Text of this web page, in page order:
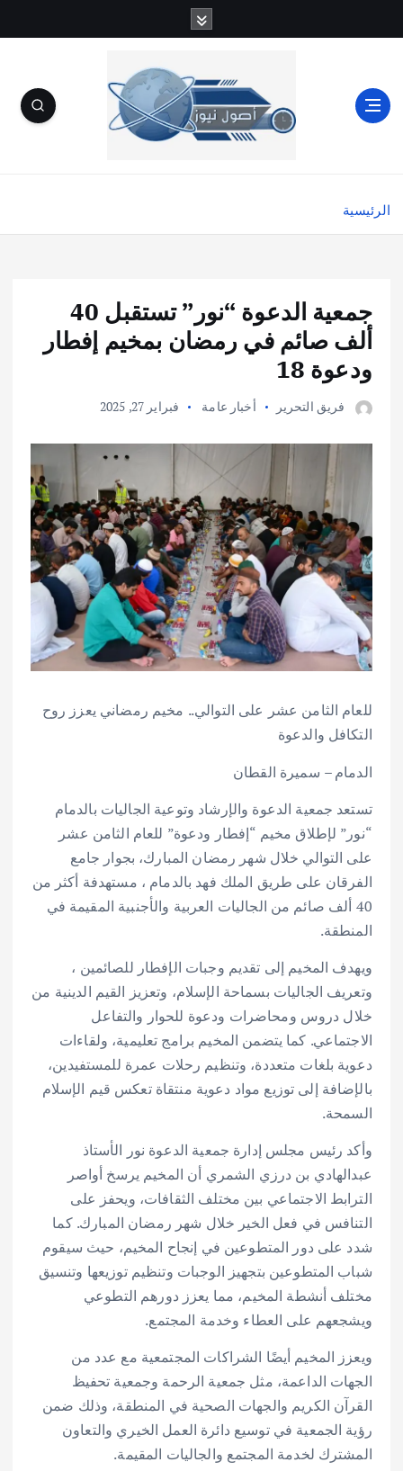
ل
الرئيسية
جمعية الدعوة “نور” تستقبل 40
ألف صائم في رمضان بمخيم إفطار
ودعوة 18
فريق التحرير أخبار عامة فبراير 27, 2025
للعام الثامن عشر على التوالي.. مخيم رمضاني يعزز روح
التكافل والدعوة
الدمام – سميرة القطان
تستعد جمعية الدعوة والإرشاد وتوعية الجاليات بالدمام
“نور” لإطلاق مخيم “إفطار ودعوة” للعام الثامن عشر
على التوالي خلال شهر رمضان المبارك، بجوار جامع
الفرقان على طريق الملك فهد بالدمام ، مستهدفة أكثر من
40 ألف صائم من الجاليات العربية والأجنبية المقيمة في
المنطقة.
ويهدف المخيم إلى تقديم وجبات الإفطار للصائمين ،
وتعريف الجاليات بسماحة الإسلام، وتعزيز القيم الدينية من
خلال دروس ومحاضرات ودعوة للحوار والتفاعل
الاجتماعي. كما يتضمن المخيم برامج تعليمية، ولقاءات
دعوية بلغات متعددة، وتنظيم رحلات عمرة للمستفيدين،
بالإضافة إلى توزيع مواد دعوية منتقاة تعكس قيم الإسلام
السمحة.
وأكد رئيس مجلس إدارة جمعية الدعوة نور الأستاذ
عبدالهادي بن درزي الشمري أن المخيم يرسخ أواصر
الترابط الاجتماعي بين مختلف الثقافات، ويحفز على
التنافس في فعل الخير خلال شهر رمضان المبارك. كما
شدد على دور المتطوعين في إنجاح المخيم، حيث سيقوم
شباب المتطوعين بتجهيز الوجبات وتنظيم توزيعها وتنسيق
مختلف أنشطة المخيم، مما يعزز دورهم التطوعي
ويشجعهم على العطاء وخدمة المجتمع.
ويعزز المخيم أيضًا الشراكات المجتمعية مع عدد من
الجهات الداعمة، مثل جمعية الرحمة وجمعية تحفيظ
القرآن الكريم والجهات الصحية في المنطقة، وذلك ضمن
رؤية الجمعية في توسيع دائرة العمل الخيري والتعاون
المشترك لخدمة المجتمع والجاليات المقيمة.